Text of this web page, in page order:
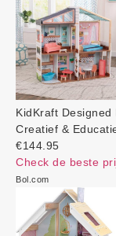
KidKraft
Creatief &
€144.95
Check de beste
Bol.com